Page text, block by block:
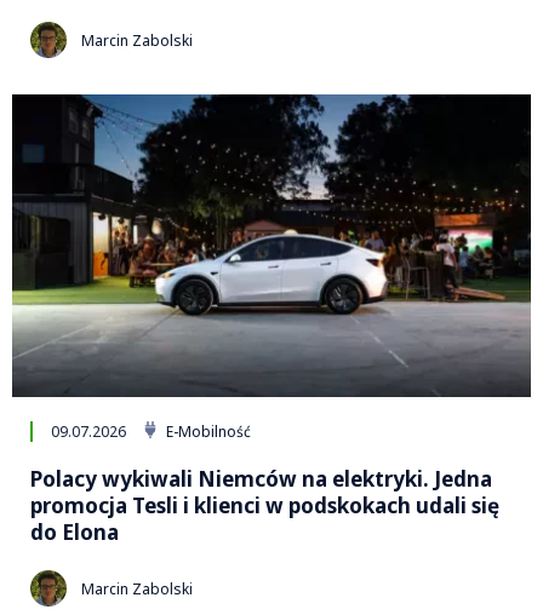
Marcin Zabolski
09.07.2026 E-Mobilność
Polacy wykiwali Niemców na elektryki. Jedna
promocja Tesli i klienci w podskokach udali się
do Elona
Marcin Zabolski